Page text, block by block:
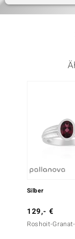
Silber
129,- €
Roshoit-